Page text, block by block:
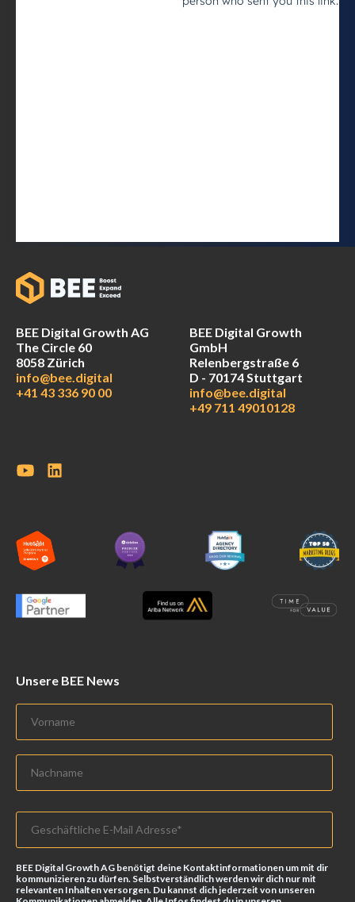
BEE Digital Growth AG
The Circle 60
8058 Zürich
info@bee.digital
+41 43 336 90 00
BEE Digital Growth
GmbH
Relenbergstraße 6
D - 70174 Stuttgart
info@bee.digital
+49 711 49010128
Unsere BEE News
BEE Digital Growth AG benötigt deine Kontaktinformationen um mit dir
kommunizieren zu dürfen. Selbstverständlich werden wir dich nur mit
relevanten Inhalten versorgen. Du kannst dich jederzeit von unseren